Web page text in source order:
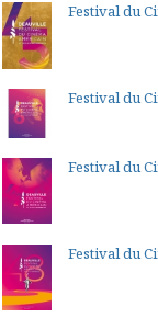
Festival du
Festival du
Festival du
Festival du